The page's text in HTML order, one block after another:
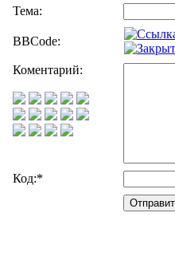
Тема:
BBCode:
Коментарий:
Код:*